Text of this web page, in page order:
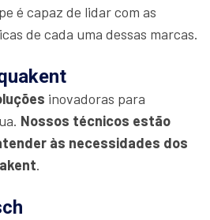
é capaz de lidar com as
de cada uma dessas marcas.
inovadoras para
Nossos técnicos estão
às necessidades dos
.